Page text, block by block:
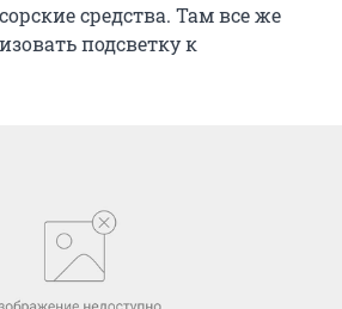
средства. Там все же
подсветку к